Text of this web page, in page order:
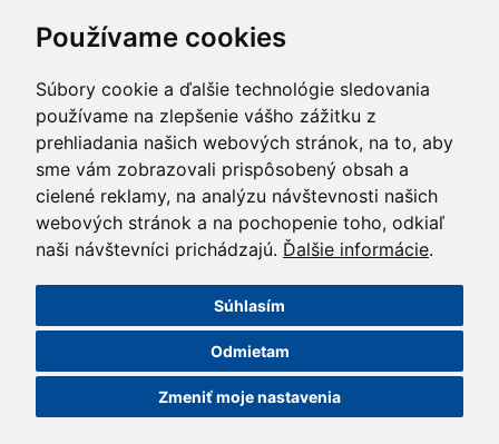
Používame cookies
Súbory cookie a ďalšie technológie sledovania
používame na zlepšenie vášho zážitku z
prehliadania našich webových stránok, na to, aby
sme vám zobrazovali prispôsobený obsah a
cielené reklamy, na analýzu návštevnosti našich
webových stránok a na pochopenie toho, odkiaľ
naši návštevníci prichádzajú. Ďalšie informácie.
Súhlasím
Odmietam
Zmeniť moje nastavenia
©2014 HOCHTIEF CZ a. s.
Nastavení cookies| Powered by: